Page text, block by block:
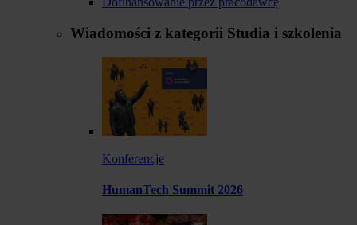
Wiadomości z kategorii Studia i szkolenia
Konferencje
HumanTech Summit 2026